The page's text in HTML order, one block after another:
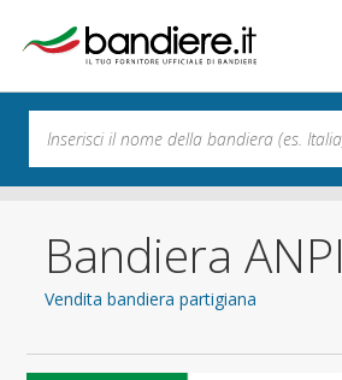
Bandiera ANPI
Vendita bandiera partigiana